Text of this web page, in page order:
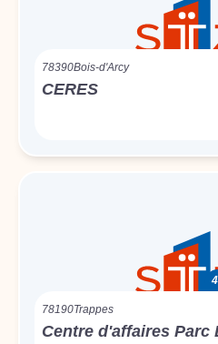
78390Bois-d'Arcy
CERES
78190Trappes
Centre d'affaires Parc